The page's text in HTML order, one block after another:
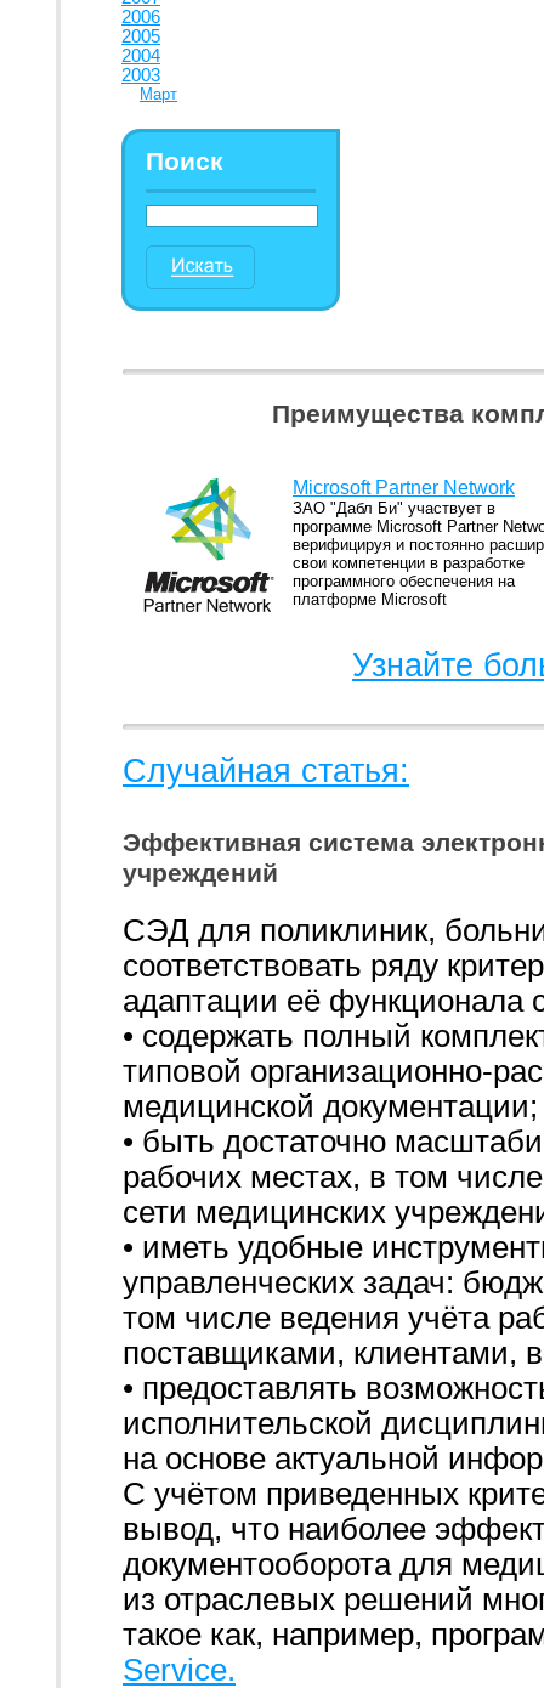
2006
2005
2004
2003
Март
Поиск
Преимущества
Microsoft Partner Network
ЗАО "Дабл Би" участвует в
программе Microsoft Partner
верифицируя и постоянно
свои компетенции в разработке
программного обеспечения на
платформе Microsoft
Узнайте
Случайная статья:
Эффективная система
учреждений
СЭД для поликлиник,
соответствовать ряду
адаптации её функционала
• содержать полный
типовой организационно-
медицинской документации;
• быть достаточно
рабочих местах, в том
сети медицинских
• иметь удобные
управленческих задач:
том числе ведения учёта
поставщиками, клиентами,
• предоставлять
исполнительской
на основе актуальной
С учётом приведенных
вывод, что наиболее
документооборота для
из отраслевых решений
такое как, например,
Service.